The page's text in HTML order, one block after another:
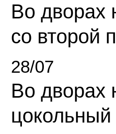
Во дворах
со второй
28/07
Во дворах
цокольный